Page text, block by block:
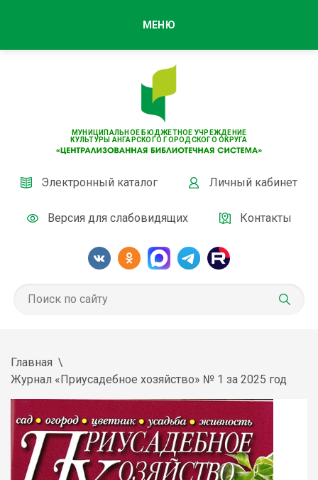
МУНИЦИПАЛЬНОЕ БЮДЖЕТНОЕ УЧРЕЖДЕНИЕ
КУЛЬТУРЫ АНГАРСКОГО ГОРОДСКОГО ОКРУГА
Электронный каталог Личный кабинет
Версия для слабовидящих Контакты
МЕНЮ
Главная
Журнал «Приусадебное хозяйство» № 1 за 2025 год